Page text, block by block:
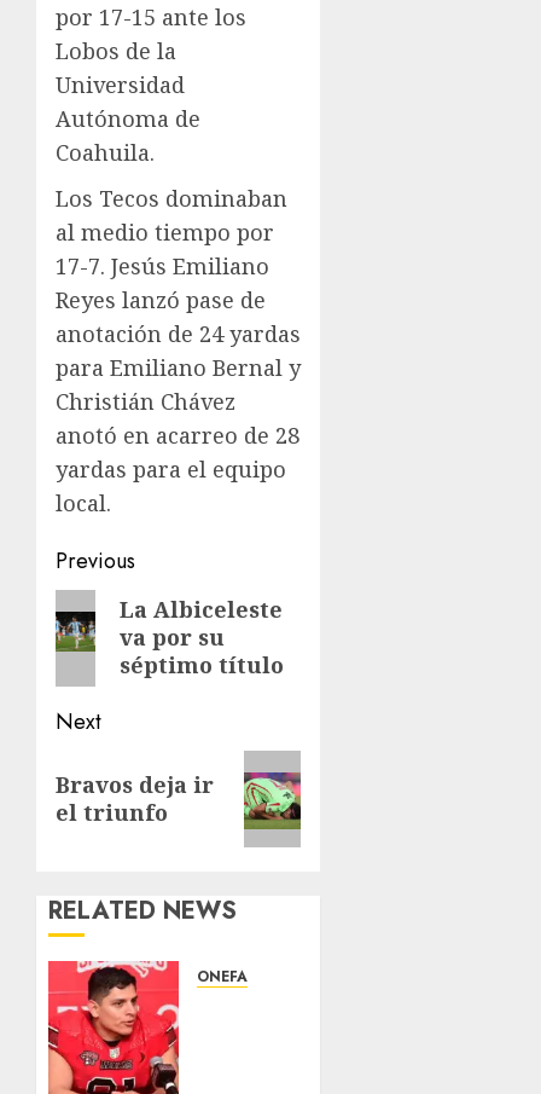
por 17-15 ante los
Lobos de la
Universidad
Autónoma de
Coahuila.
Los Tecos dominaban
al medio tiempo por
17-7. Jesús Emiliano
Reyes lanzó pase de
anotación de 24 yardas
para Emiliano Bernal y
Christián Chávez
anotó en acarreo de 28
yardas para el equipo
local.
Post
navigation
Previous
Previous
post:
La Albiceleste
va por su
séptimo título
Next
post:
Bravos deja ir
el triunfo
RELATED NEWS
ONEFA